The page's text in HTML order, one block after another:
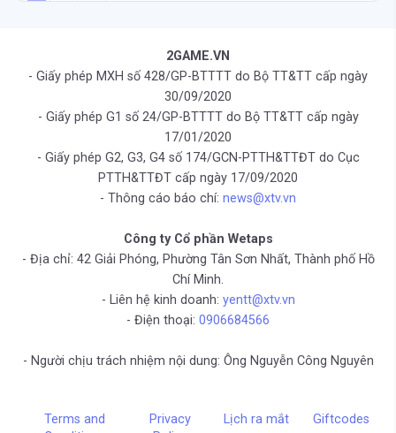
2GAME.VN
- Giấy phép MXH số 428/GP-BTTTT do Bộ TT&TT cấp ngày
30/09/2020
- Giấy phép G1 số 24/GP-BTTTT do Bộ TT&TT cấp ngày
17/01/2020
- Giấy phép G2, G3, G4 số 174/GCN-PTTH&TTĐT do Cục
PTTH&TTĐT cấp ngày 17/09/2020
- Thông cáo báo chí: news@xtv.vn
Công ty Cổ phần Wetaps
- Địa chỉ: 42 Giải Phóng, Phường Tân Sơn Nhất, Thành phố Hồ
Chí Minh.
- Liên hệ kinh doanh: yentt@xtv.vn
- Điện thoại: 0906684566
- Người chịu trách nhiệm nội dung: Ông Nguyễn Công Nguyên
Terms and
Privacy
Lịch ra mắt
Giftcodes